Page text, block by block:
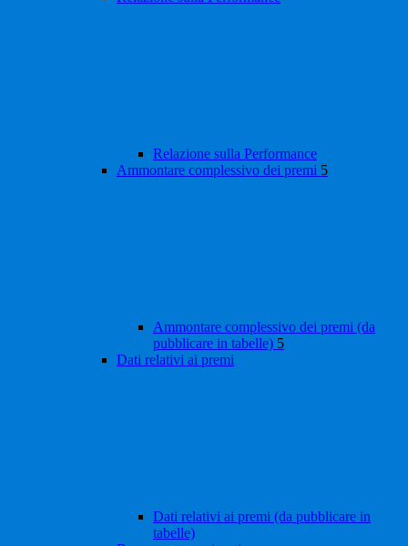
Relazione sulla Performance
Ammontare complessivo dei premi 5
Ammontare complessivo dei premi (da
pubblicare in tabelle) 5
Dati relativi ai premi
Dati relativi ai premi (da pubblicare in
tabelle)